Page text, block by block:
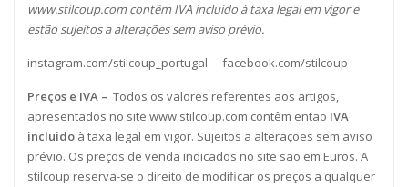
www.stilcoup.comcontêm IVA incluído à taxa legal em vigor e
estão sujeitos a alterações sem aviso prévio.
instagram.com/stilcoup_portugal – facebook.com/stilcoup
Preços e IVA – Todos os valores referentes aos artigos,
apresentados no site www.stilcoup.com contêm então IVA
incluido à taxa legal em vigor. Sujeitos a alterações sem aviso
prévio. Os preços de venda indicados no site são em Euros. A
stilcoup reserva-se o direito de modificar os preços a qualquer